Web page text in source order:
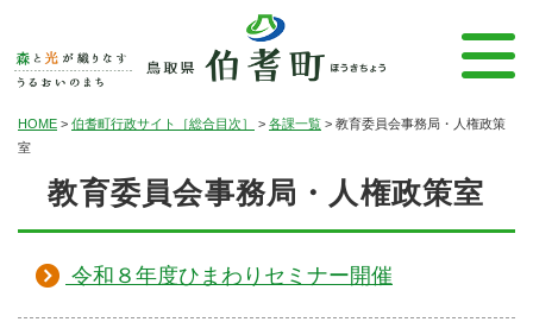
HOME > 伯耆町行政サイト［総合目次］ > 各課一覧 > 教育委員会事務局・人権政策
室
教育委員会事務局・人権政策室
令和８年度ひまわりセミナー開催